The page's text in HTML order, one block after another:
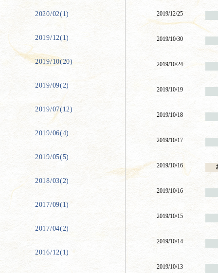
2020/02(1)
2019/12(1)
2019/10(20)
2019/09(2)
2019/07(12)
2019/06(4)
2019/05(5)
2018/03(2)
2017/09(1)
2017/04(2)
2016/12(1)
2019/12/25
2019/10/30
2019/10/24
2019/10/19
2019/10/18
2019/10/17
2019/10/16
2019/10/16
2019/10/15
2019/10/14
2019/10/13